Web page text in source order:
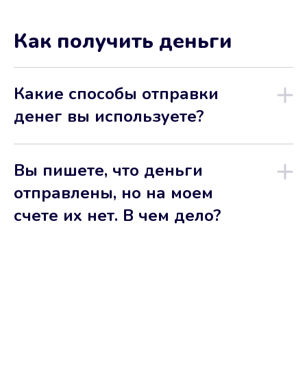
Как получить деньги
Какие способы отправки
денег вы используете?
Вы пишете, что деньги
отправлены, но на моем
счете их нет. В чем дело?